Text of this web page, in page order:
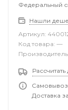
Федеральный
Нашли
Артикул:
Код товара: —
Доставка